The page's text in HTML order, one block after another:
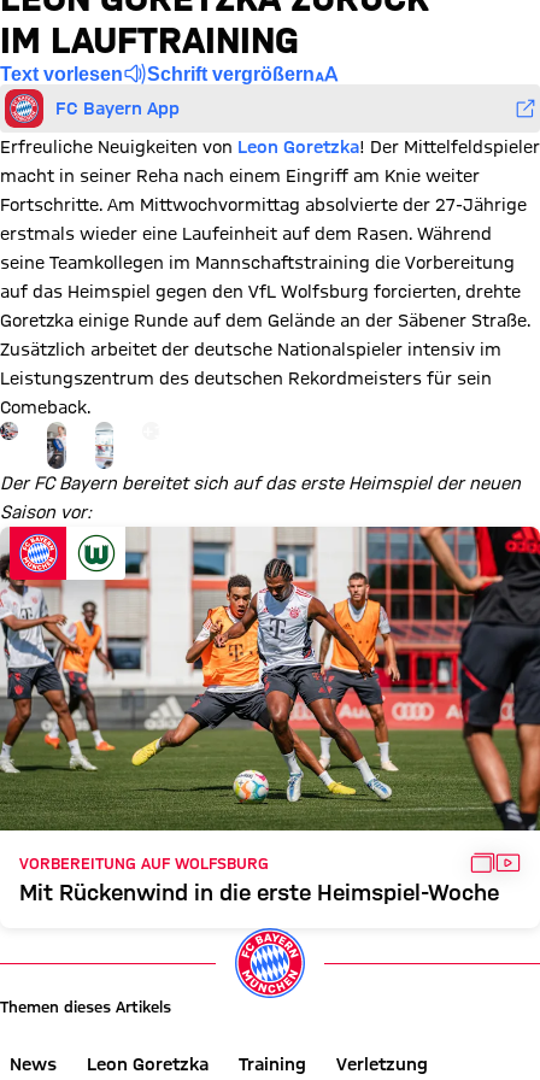
IM LAUFTRAINING
Text vorlesen Schrift vergrößern
FC Bayern App
Erfreuliche Neuigkeiten von Leon Goretzka! Der Mittelfeldspieler
macht in seiner Reha nach einem Eingriff am Knie weiter
Fortschritte. Am Mittwochvormittag absolvierte der 27-Jährige
erstmals wieder eine Laufeinheit auf dem Rasen. Während
seine Teamkollegen im Mannschaftstraining die Vorbereitung
auf das Heimspiel gegen den VfL Wolfsburg forcierten, drehte
Goretzka einige Runde auf dem Gelände an der Säbener Straße.
Zusätzlich arbeitet der deutsche Nationalspieler intensiv im
Leistungszentrum des deutschen Rekordmeisters für sein
Comeback.
Gehe zu Gallerie Seite: zur Galerie
Der FC Bayern bereitet sich auf das erste Heimspiel der neuen
Saison vor:
VORBEREITUNG AUF WOLFSBURG
Mit Rückenwind in die erste Heimspiel-Woche
Themen dieses Artikels
News Leon Goretzka Training
Verletzung